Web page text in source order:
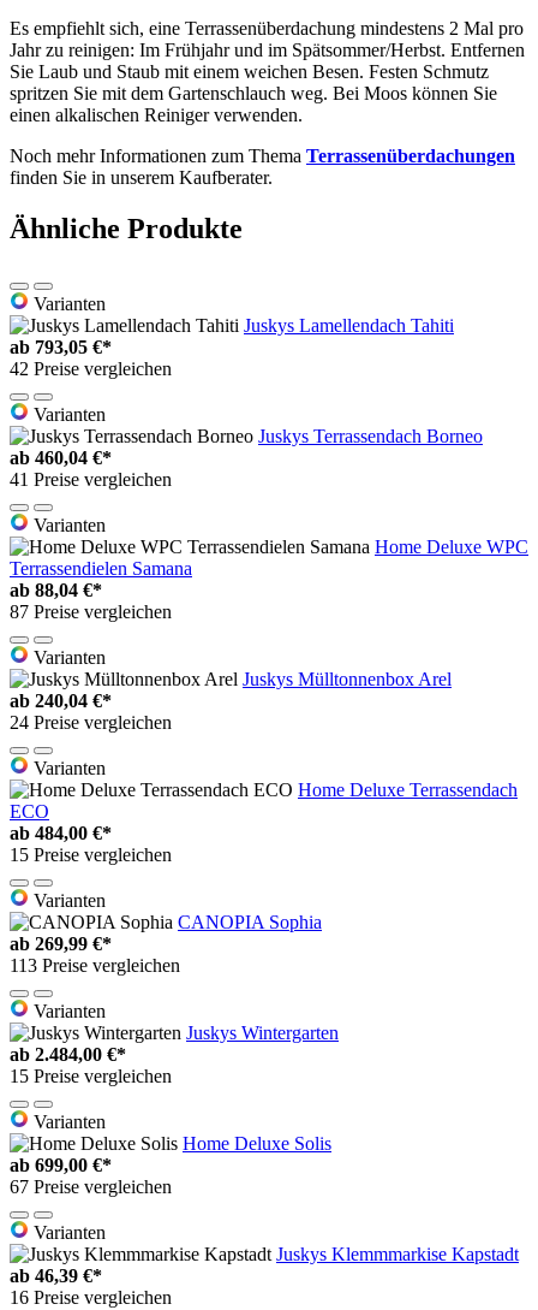
Es empfiehlt sich, eine Terrassenüberdachung mindestens 2 Mal pro
Jahr zu reinigen: Im Frühjahr und im Spätsommer/Herbst. Entfernen
Sie Laub und Staub mit einem weichen Besen. Festen Schmutz
spritzen Sie mit dem Gartenschlauch weg. Bei Moos können Sie
einen alkalischen Reiniger verwenden.
Noch mehr Informationen zum Thema Terrassenüberdachungen
finden Sie in unserem Kaufberater.
Ähnliche Produkte
Varianten
Juskys Lamellendach Tahiti
ab 793,05 €*
42 Preise vergleichen
Varianten
Juskys Terrassendach Borneo
ab 460,04 €*
41 Preise vergleichen
Varianten
Home Deluxe WPC
Terrassendielen Samana
ab 88,04 €*
87 Preise vergleichen
Varianten
Juskys Mülltonnenbox Arel
ab 240,04 €*
24 Preise vergleichen
Varianten
Home Deluxe Terrassendach
ECO
ab 484,00 €*
15 Preise vergleichen
Varianten
CANOPIA Sophia
ab 269,99 €*
113 Preise vergleichen
Varianten
Juskys Wintergarten
ab 2.484,00 €*
15 Preise vergleichen
Varianten
Home Deluxe Solis
ab 699,00 €*
67 Preise vergleichen
Varianten
Juskys Klemmmarkise Kapstadt
ab 46,39 €*
16 Preise vergleichen